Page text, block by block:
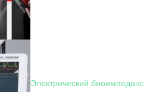
Электрический биоимпеданс